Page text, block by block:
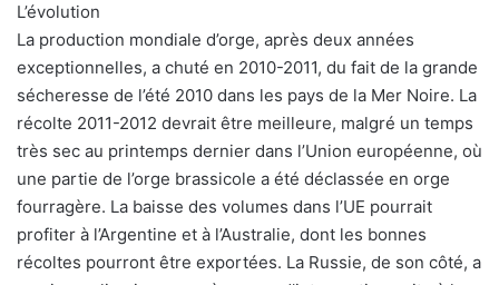
L’évolution
La production mondiale d’orge, après deux années
exceptionnelles, a chuté en 2010-2011, du fait de la grande
sécheresse de l’été 2010 dans les pays de la Mer Noire. La
récolte 2011-2012 devrait être meilleure, malgré un temps
très sec au printemps dernier dans l’Union européenne, où
une partie de l’orge brassicole a été déclassée en orge
fourragère. La baisse des volumes dans l’UE pourrait
profiter à l’Argentine et à l’Australie, dont les bonnes
récoltes pourront être exportées. La Russie, de son côté, a